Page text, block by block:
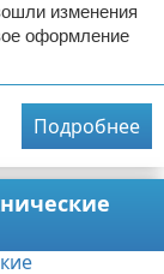
изменения
оформление
Подробнее